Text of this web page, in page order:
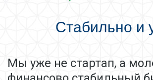
Стабильно и
Мы уже не стартап, а